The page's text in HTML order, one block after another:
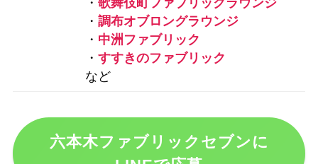
・歌舞伎町ファブリックラウンジ
・調布オブロングラウンジ
・ 中洲ファブリック
・すすきのファブリック
など
六本木ファブリックセブンに